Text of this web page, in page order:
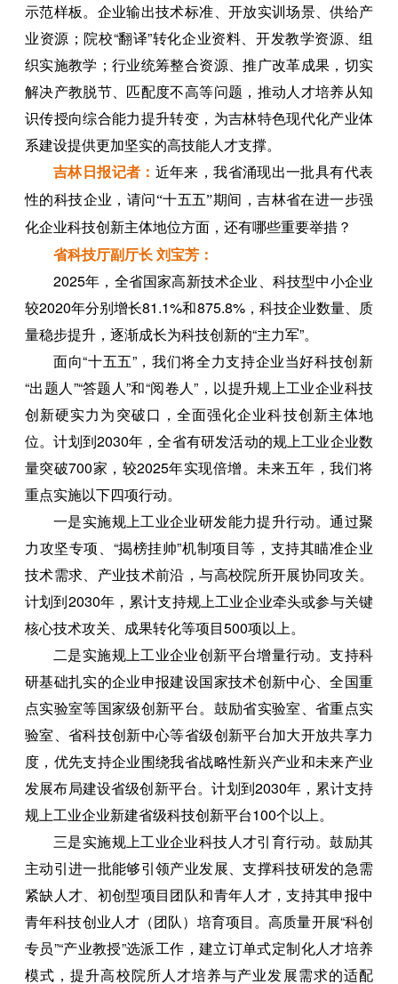
示范样板。企业输出技术标准、开放实训场景、供给产
业资源；院校“翻译”转化企业资料、开发教学资源、组
织实施教学；行业统筹整合资源、推广改革成果，切实
解决产教脱节、匹配度不高等问题，推动人才培养从知
识传授向综合能力提升转变，为吉林特色现代化产业体
系建设提供更加坚实的高技能人才支撑。
吉林日报记者： 近年来，我省涌现出一批具有代表
性的科技企业，请问“十五五”期间，吉林省在进一步强
化企业科技创新主体地位方面，还有哪些重要举措？
省科技厅副厅长 刘宝芳：
2025年，全省国家高新技术企业、科技型中小企业
较2020年分别增长81.1%和875.8%，科技企业数量、质
量稳步提升，逐渐成长为科技创新的“主力军”。
面向“十五五”，我们将全力支持企业当好科技创新
“出题人”“答题人”和“阅卷人”，以提升规上工业企业科技
创新硬实力为突破口，全面强化企业科技创新主体地
位。计划到2030年，全省有研发活动的规上工业企业数
量突破700家，较2025年实现倍增。未来五年，我们将
重点实施以下四项行动。
一是实施规上工业企业研发能力提升行动。通过聚
力攻坚专项、“揭榜挂帅”机制项目等，支持其瞄准企业
技术需求、产业技术前沿，与高校院所开展协同攻关。
计划到2030年，累计支持规上工业企业牵头或参与关键
核心技术攻关、成果转化等项目500项以上。
二是实施规上工业企业创新平台增量行动。支持科
研基础扎实的企业申报建设国家技术创新中心、全国重
点实验室等国家级创新平台。鼓励省实验室、省重点实
验室、省科技创新中心等省级创新平台加大开放共享力
度，优先支持企业围绕我省战略性新兴产业和未来产业
发展布局建设省级创新平台。计划到2030年，累计支持
规上工业企业新建省级科技创新平台100个以上。
三是实施规上工业企业科技人才引育行动。鼓励其
主动引进一批能够引领产业发展、支撑科技研发的急需
紧缺人才、初创型项目团队和青年人才，支持其申报中
青年科技创业人才（团队）培育项目。高质量开展“科创
专员”“产业教授”选派工作，建立订单式定制化人才培养
模式，提升高校院所人才培养与产业发展需求的适配